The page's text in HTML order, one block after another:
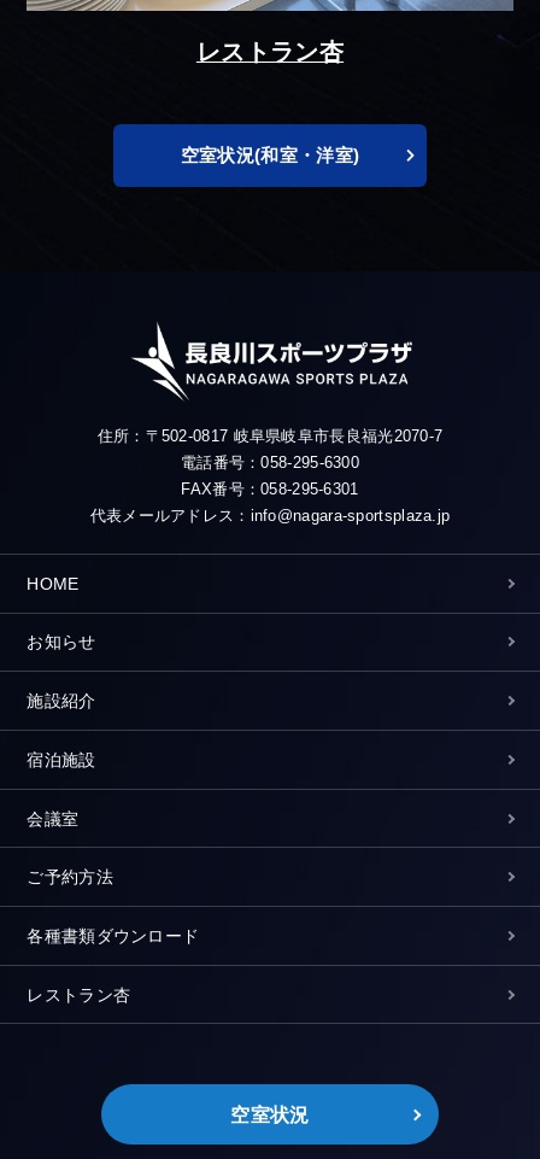
レストラン杏
空室状況(和室・洋室)
住所：〒502-0817 岐阜県岐阜市長良福光2070-7
電話番号：058-295-6300
FAX番号：058-295-6301
代表メールアドレス：info@nagara-sportsplaza.jp
HOME
お知らせ
施設紹介
宿泊施設
会議室
ご予約方法
各種書類ダウンロード
レストラン杏
空室状況